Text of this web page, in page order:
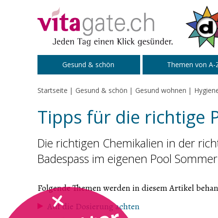
Gesund & schön Themen von A-
Startseite Gesund & schön Gesund wohnen
Tipps für die richtige
Die richtigen Chemikalien in der
Badespass im eigenen Pool
Folgende Themen werden in diesem Artikel
Auf die Dosierung achten